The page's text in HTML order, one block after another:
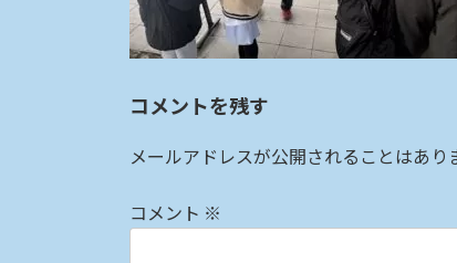
コメントを残す
メールアドレスが公開されることはあり
コメント ※